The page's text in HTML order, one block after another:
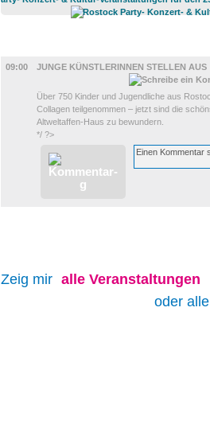
09:00
JUNGE KÜNSTLERINNEN STELLEN AUS
Über 750 Kinder und Jugendliche aus
Collagen teilgenommen – jetzt sind die
Altweltaffen-Haus zu bewundern.
*/ ?>
Zeig mir alle Veranstaltungen
oder